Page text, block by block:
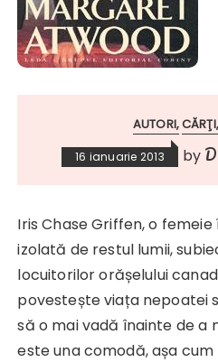
AUTORI CĂRŢI
16 ianuarie 2013 by
Iris Chase Griffen, o
izolată de restul lumii,
locuitorilor orășelului
povestește viața nepoatei
să o mai vadă înainte de a
este una comodă, așa